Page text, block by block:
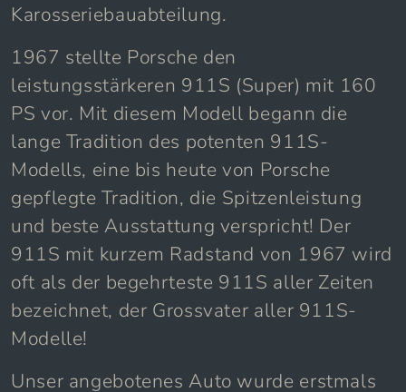
Karosseriebauabteilung.
1967 stellte Porsche den
leistungsstärkeren 911S (Super) mit 160
PS vor. Mit diesem Modell begann die
lange Tradition des potenten 911S-
Modells, eine bis heute von Porsche
gepflegte Tradition, die Spitzenleistung
und beste Ausstattung verspricht! Der
911S mit kurzem Radstand von 1967 wird
oft als der begehrteste 911S aller Zeiten
bezeichnet, der Grossvater aller 911S-
Modelle!
Unser angebotenes Auto wurde erstmals